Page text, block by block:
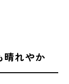
晴れやか